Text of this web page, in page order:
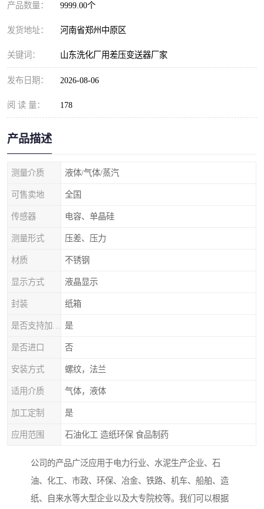
产品数量： 9999.00个
发货地址： 河南省郑州中原区
关键词： 山东洗化厂用差压变送器厂家
发布日期： 2026-08-06
阅 读 量： 178
产品描述
测量介质 液体/气体/蒸汽
可售卖地 全国
传感器 电容、单晶硅
测量形式 压差、压力
材质 不锈钢
显示方式 液晶显示
封装 纸箱
是
是否进口 否
安装方式 螺纹，法兰
适用介质 气体，液体
加工定制 是
应用范围 石油化工 造纸环保 食品制药
公司的产品广泛应用于电力行业、水泥生产企业、石
油、化工、市政、环保、冶金、铁路、机车、船舶、造
纸、自来水等大型企业以及大专院校等。我们可以根据